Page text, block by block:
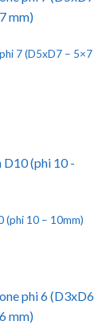
7 (D5xD7 – 5×7
(phi 10 – 10mm)